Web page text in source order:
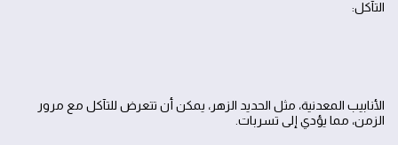
التآكل:
الأنابيب المعدنية، مثل الحديد الزهر، يمكن أن تتعرض للتآكل مع مرور
الزمن، مما يؤدي إلى تسربات.